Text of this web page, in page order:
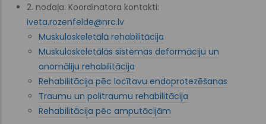
2. nodaļa. Koordinatora kontakti:
iveta.rozenfelde@nrc.lv
Muskuloskeletālā rehabilitācija
Muskuloskeletālās sistēmas deformāciju un
anomāliju rehabilitācija
Rehabilitācija pēc locītavu endoprotezēšanas
Traumu un politraumu rehabilitācija
Rehabilitācija pēc amputācijām